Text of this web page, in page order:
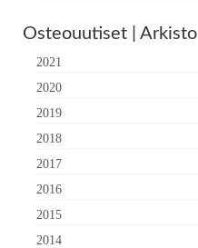
Osteouutiset | Arkisto
2021
2020
2019
2018
2017
2016
2015
2014